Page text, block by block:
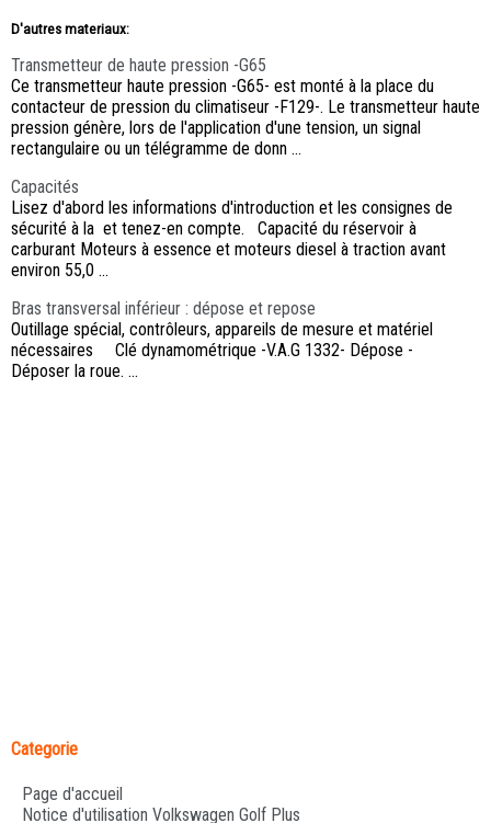
D'autres materiaux:
Transmetteur de haute pression -G65
Ce transmetteur haute pression -G65- est monté à la place du
contacteur de pression du climatiseur -F129-. Le transmetteur haute
pression génère, lors de l'application d'une tension, un signal
rectangulaire ou un télégramme de donn ...
Capacités
Lisez d'abord les informations d'introduction et les consignes de
sécurité à la et tenez-en compte. Capacité du réservoir à
carburant Moteurs à essence et moteurs diesel à traction avant
environ 55,0 ...
Bras transversal inférieur : dépose et repose
Outillage spécial, contrôleurs, appareils de mesure et matériel
nécessaires Clé dynamométrique -V.A.G 1332- Dépose -
Déposer la roue. ...
Categorie
Page d'accueil
Notice d'utilisation Volkswagen Golf Plus